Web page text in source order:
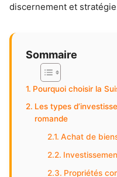
discernement et
Sommaire
Pourquoi choisir la
Les types
romande
Achat de
Propriétés